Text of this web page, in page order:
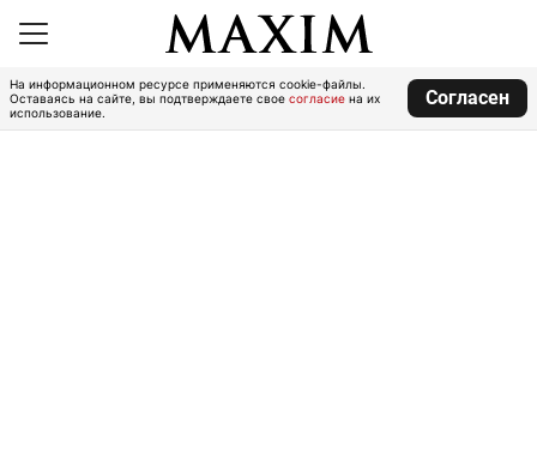
На информационном ресурсе применяются cookie-файлы.
Оставаясь на сайте, вы подтверждаете свое согласие на их
использование.
Согласен